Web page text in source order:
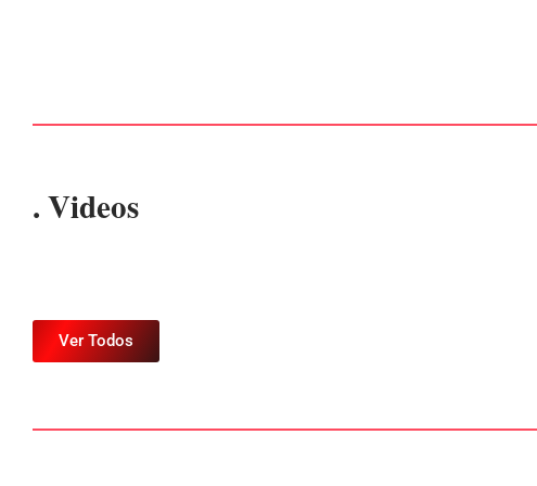
. Videos
Ver Todos